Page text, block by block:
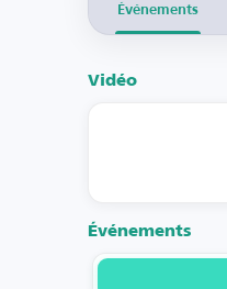
Événements
Vidéo
Événements